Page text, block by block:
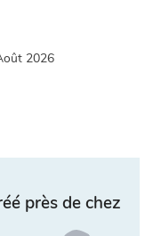
2026
près de chez